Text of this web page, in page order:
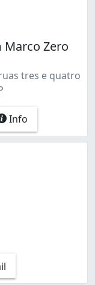
Marco Zero
tres e quatro
Info